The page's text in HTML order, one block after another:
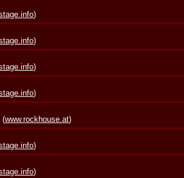
)
)
)
)
(www.rockhouse.at)
)
)